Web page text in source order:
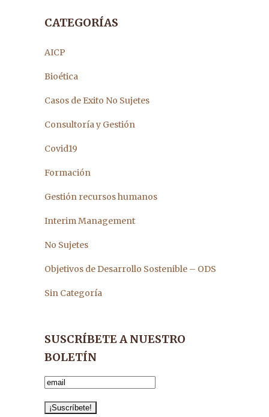
CATEGORÍAS
AICP
Bioética
Casos de Exito No Sujetes
Consultoría y Gestión
Covid19
Formación
Gestión recursos humanos
Interim Management
No Sujetes
Objetivos de Desarrollo Sostenible – ODS
Sin Categoría
SUSCRÍBETE A NUESTRO
BOLETÍN